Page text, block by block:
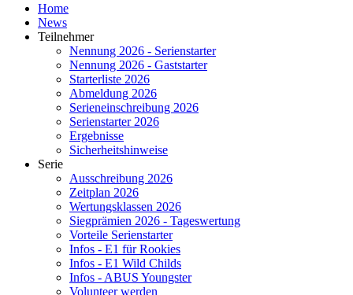
Home
News
Teilnehmer
Nennung 2026 - Serienstarter
Nennung 2026 - Gaststarter
Starterliste 2026
Abmeldung 2026
Serieneinschreibung 2026
Serienstarter 2026
Ergebnisse
Sicherheitshinweise
Serie
Ausschreibung 2026
Zeitplan 2026
Wertungsklassen 2026
Siegprämien 2026 - Tageswertung
Vorteile Serienstarter
Infos - E1 für Rookies
Infos - E1 Wild Childs
Infos - ABUS Youngster
Volunteer werden